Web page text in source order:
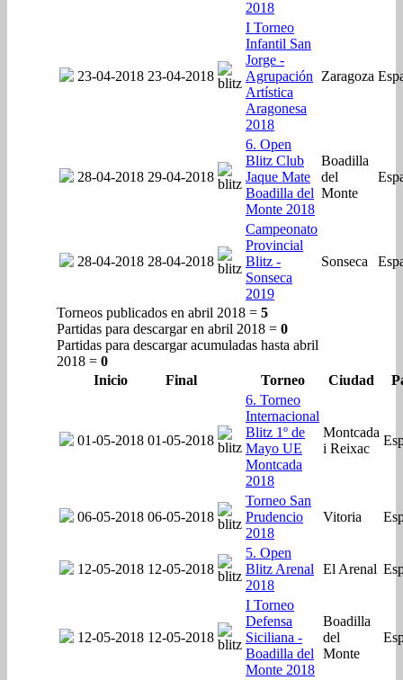
2018
23-04-2018 23-04-2018
I Torneo
Infantil San
Jorge -
Agrupación
Artística
Aragonesa
2018
Zaragoza
28-04-2018 29-04-2018
6. Open
Blitz Club
Jaque Mate
Boadilla del
Monte 2018
Boadilla
del
Monte
28-04-2018 28-04-2018
Campeonato
Provincial
Blitz -
Sonseca
2019
Sonseca
Torneos publicados en abril 2018 = 5
Partidas para descargar en abril 2018 = 0
Partidas para descargar acumuladas hasta abril
2018 = 0
Inicio
Final Torneo Ciudad
01-05-2018 01-05-2018
6. Torneo
Internacional
Blitz 1º de
Mayo UE
Montcada
2018
Montcada
i Reixac
06-05-2018 06-05-2018
Torneo San
Prudencio
2018
Vitoria
12-05-2018 12-05-2018
5. Open
Blitz Arenal
2018
El Arenal
12-05-2018 12-05-2018
I Torneo
Defensa
Siciliana -
Boadilla del
Monte 2018
Boadilla
del
Monte